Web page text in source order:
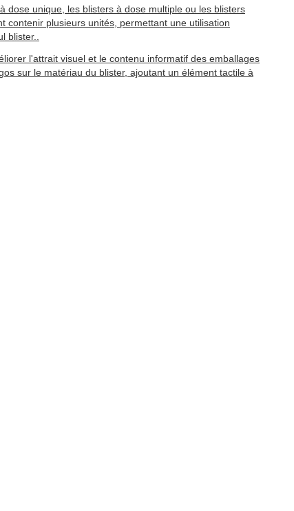
dose unique, les blisters à dose multiple ou les blisters
contenir plusieurs unités, permettant une utilisation
blister..
l'attrait visuel et le contenu informatif des emballages
sur le matériau du blister, ajoutant un élément tactile à